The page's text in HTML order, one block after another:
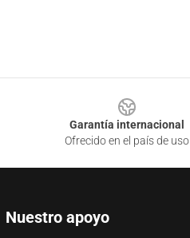
Garantía internacional
Ofrecido en el país de uso
Nuestro apoyo